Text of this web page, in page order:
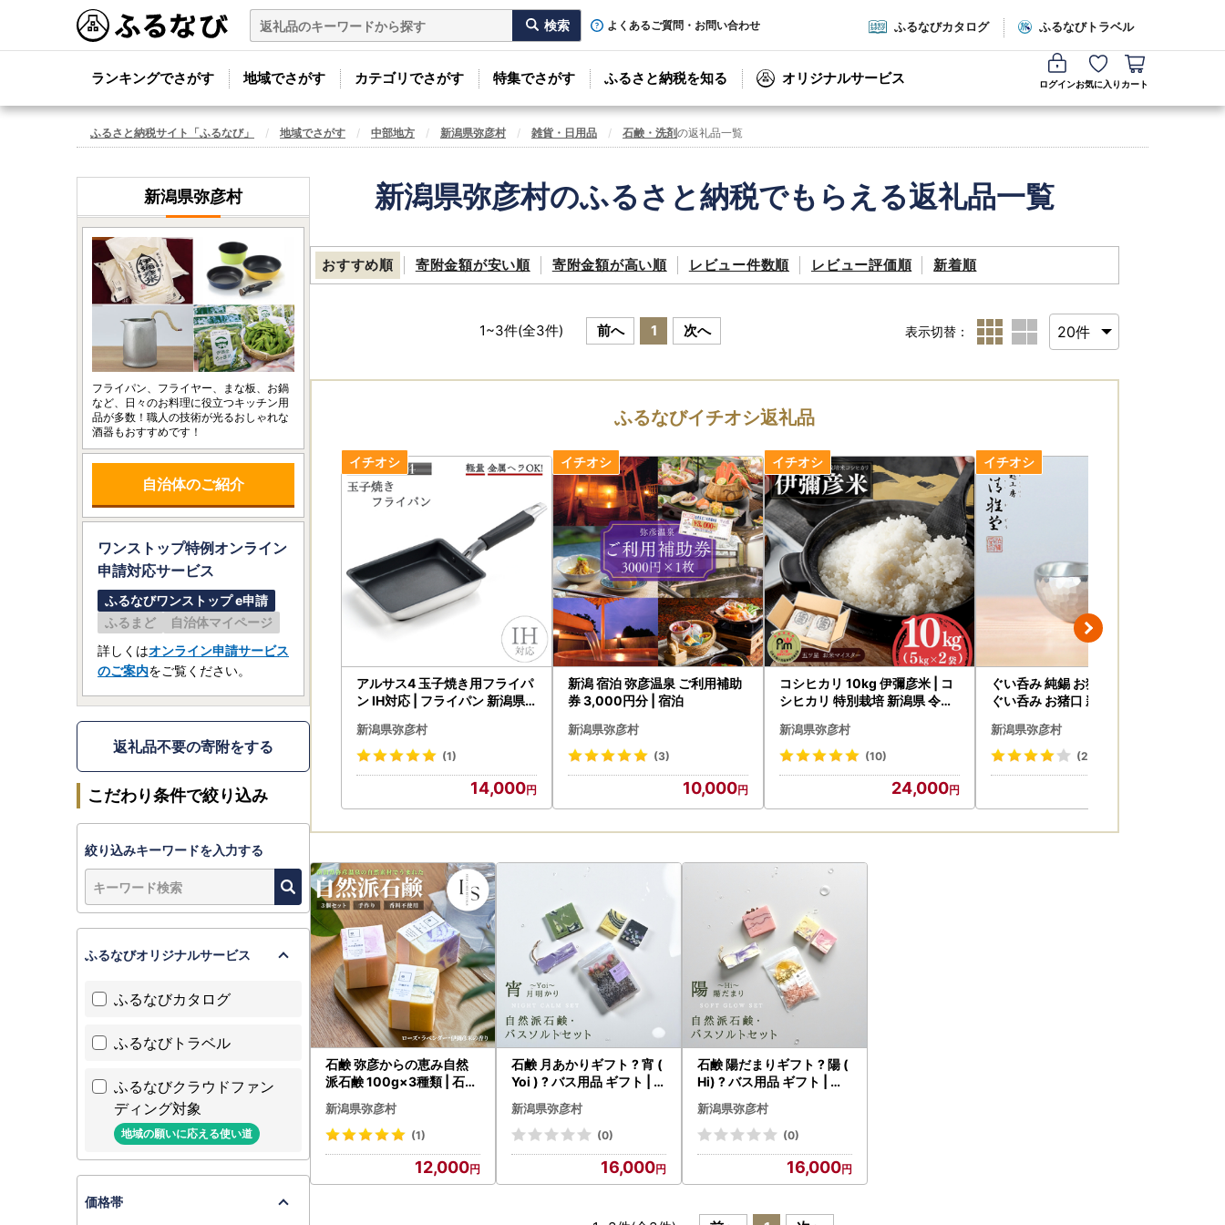
よくあるご質問・お問い合わせ ふるなびカタログ ふるなびトラベル
ランキングでさがす 地域でさがす カテゴリでさがす 特集でさがす ふるさと納税を知る オリジナルサービス ログインお気に入り カート
ふるさと納税サイト「ふるなび」 地域でさがす 中部地方 新潟県弥彦村 雑貨・日用品 石鹸・洗剤の返礼品一覧
新潟県弥彦村のふるさと納税でもらえる返礼品一覧
おすすめ順 寄附金額が安い順 寄附金額が高い順 レビュー件数順 レビュー評価順 新着順
1~3件(全3件) 前へ 1 次へ 表示切替：
ふるなびイチオシ返礼品
アルサス4 玉子焼き用フライパ
ン IH対応 | フライパン 新潟県
新潟県弥彦村
(1)
14,000
新潟 宿泊 弥彦温泉 ご利用補助
券 3,000円分 | 宿泊
新潟県弥彦村
(3)
10,000
コシヒカリ 10kg 伊彌彦米 | コ
シヒカリ 特別栽培 新潟県 令和
新潟県弥彦村
(10)
24,000
ぐい呑み 純錫 お猪口(40ml) |
ぐい呑み お猪口 新潟県 弥彦村
新潟県弥彦村
(2)
石鹸 弥彦からの恵み自然
派石鹸 100g×3種類 | 石鹸
新潟県
新潟県弥彦村
(1)
12,000
石鹸 月あかりギフト ? 宵 (
Yoi ) ? バス用品 ギフト | 石
鹸 新潟県
新潟県弥彦村
(0)
16,000
石鹸 陽だまりギフト ? 陽 (
Hi) ? バス用品 ギフト | 石
鹸 新潟県
新潟県弥彦村
(0)
16,000
新潟県弥彦村
フライパン、フライヤー、まな板、お鍋
など、日々のお料理に役立つキッチン用
品が多数！職人の技術が光るおしゃれな
酒器もおすすめです！
自治体のご紹介
ワンストップ特例オンライン
申請対応サービス
ふるなびワンストップ e申請
ふるまど
自治体マイページ
詳しくはオンライン申請サービス
のご案内をご覧ください。
返礼品不要の寄附をする
こだわり条件で絞り込み
絞り込みキーワードを入力する
ふるなびオリジナルサービス
ふるなびカタログ
ふるなびトラベル
ふるなびクラウドファン
ディング対象
地域の願いに応える使い道
価格帯